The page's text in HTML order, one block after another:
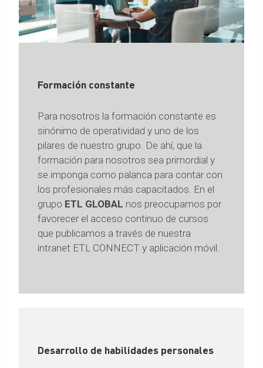
Formación constante
Para nosotros la formación constante es
sinónimo de operatividad y uno de los
pilares de nuestro grupo. De ahí, que la
formación para nosotros sea primordial y
se imponga como palanca para contar con
los profesionales más capacitados. En el
grupo ETL GLOBAL nos preocupamos por
favorecer el acceso continuo de cursos
que publicamos a través de nuestra
intranet ETL CONNECT y aplicación móvil.
Desarrollo de habilidades personales